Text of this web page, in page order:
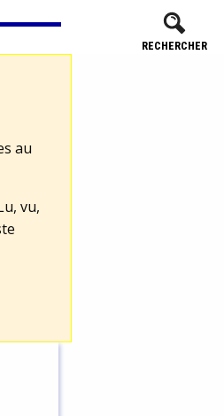
RECHERCHER
au
vu,